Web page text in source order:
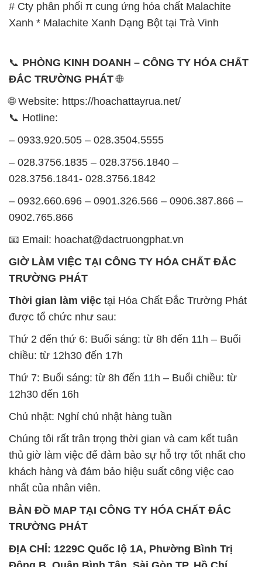
# Cty phân phối π cung ứng hóa chất Malachite
Xanh * Malachite Xanh Dạng Bột tại Trà Vinh
📞 PHÒNG KINH DOANH – CÔNG TY HÓA CHẤT
ĐẮC TRƯỜNG PHÁT🌐
🌐 Website: https://hoachattayrua.net/
📞 Hotline:
– 0933.920.505 – 028.3504.5555
– 028.3756.1835 – 028.3756.1840 –
028.3756.1841- 028.3756.1842
– 0932.660.696 – 0901.326.566 – 0906.387.866 –
0902.765.866
📧 Email: hoachat@dactruongphat.vn
GIỜ LÀM VIỆC TẠI CÔNG TY HÓA CHẤT ĐẮC
TRƯỜNG PHÁT
Thời gian làm việc tại Hóa Chất Đắc Trường Phát
được tổ chức như sau:
Thứ 2 đến thứ 6: Buổi sáng: từ 8h đến 11h – Buổi
chiều: từ 12h30 đến 17h
Thứ 7: Buổi sáng: từ 8h đến 11h – Buổi chiều: từ
12h30 đến 16h
Chủ nhật: Nghỉ chủ nhật hàng tuần
Chúng tôi rất trân trọng thời gian và cam kết tuân
thủ giờ làm việc để đảm bảo sự hỗ trợ tốt nhất cho
khách hàng và đảm bảo hiệu suất công việc cao
nhất của nhân viên.
BẢN ĐỒ MAP TẠI CÔNG TY HÓA CHẤT ĐẮC
TRƯỜNG PHÁT
ĐỊA CHỈ: 1229C Quốc lộ 1A, Phường Bình Trị